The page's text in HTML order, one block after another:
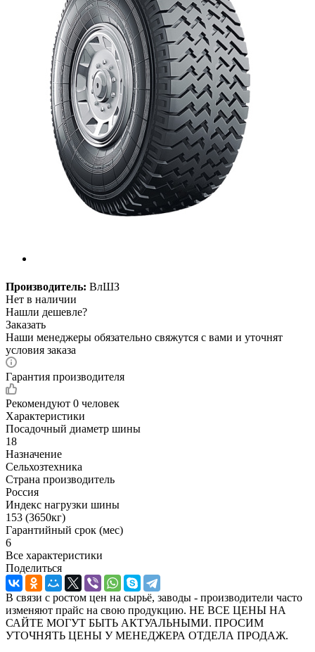
Производитель: ВлШЗ
Нет в наличии
Нашли дешевле?
Заказать
Наши менеджеры обязательно свяжутся с вами и уточнят
условия заказа
Гарантия производителя
Рекомендуют 0 человек
Характеристики
Посадочный диаметр шины
18
Назначение
Сельхозтехника
Страна производитель
Россия
Индекс нагрузки шины
153 (3650кг)
Гарантийный срок (мес)
6
Все характеристики
Поделиться
В связи с ростом цен на сырьё, заводы - производители часто
изменяют прайс на свою продукцию. НЕ ВСЕ ЦЕНЫ НА
САЙТЕ МОГУТ БЫТЬ АКТУАЛЬНЫМИ. ПРОСИМ
УТОЧНЯТЬ ЦЕНЫ У МЕНЕДЖЕРА ОТДЕЛА ПРОДАЖ.